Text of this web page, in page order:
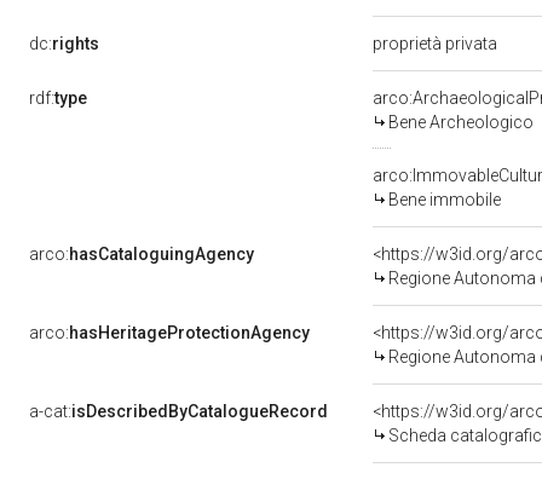
dc:rights proprietà privata
rdf:type
Bene Archeologico
Bene immobile
arco:hasCataloguingAgency
<https://w3id.org/
Regione Autonoma
arco:hasHeritageProtectionAgency
<https://w3id.org/
Regione Autonoma
a-cat:isDescribedByCatalogueRecord
<https://w3id.org/
Scheda